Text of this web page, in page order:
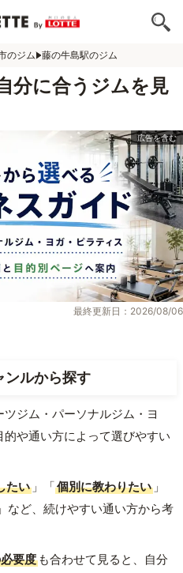
のジム 藤の牛島駅のジム
分に合うジムを見
最終更新日：2026/08/06
ンルから探す
ジム・パーソナルジム・ヨ
や通い方によって選びやすい
たい 」「個別に教わりたい 」
」など、続けやすい通い方から考
要度 も合わせて見ると、自分